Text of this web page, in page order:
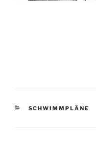
KATEGORIEN
SCHWIMMPLÄNE